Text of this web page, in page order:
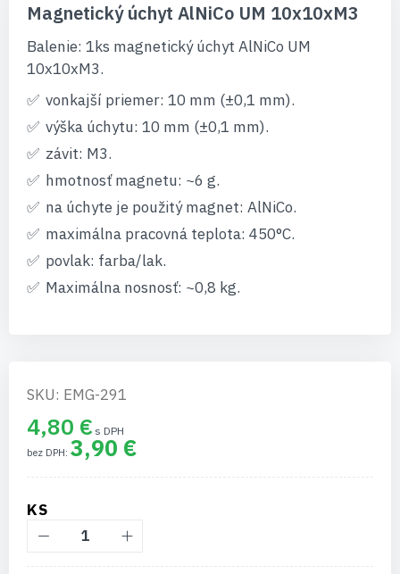
začiatok
galérie
obrázkov
Magnetický úchyt AlNiCo UM 10x10xM3
Balenie: 1ks magnetický úchyt AlNiCo UM
10x10xM3.
vonkajší priemer: 10 mm (±0,1 mm).
výška úchytu: 10 mm (±0,1 mm).
závit: M3.
hmotnosť magnetu: ~6 g.
na úchyte je použitý magnet: AlNiCo.
maximálna pracovná teplota: 450°C.
povlak: farba/lak.
Maximálna nosnosť: ~0,8 kg.
SKU: EMG-291
4,80 €
3,90 €
KS